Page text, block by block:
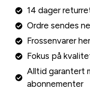
14 dager
Ordre sendes
Frossenvarer
Fokus på
Alltid garantert
abonnementer